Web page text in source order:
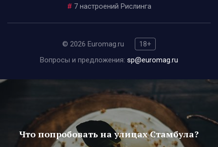
# 7 настроений Рислинга
© 2026 Euromag.ru
18+
Вопросы и предложения: sp@euromag.ru
Что попробовать на улицах Стамбула?